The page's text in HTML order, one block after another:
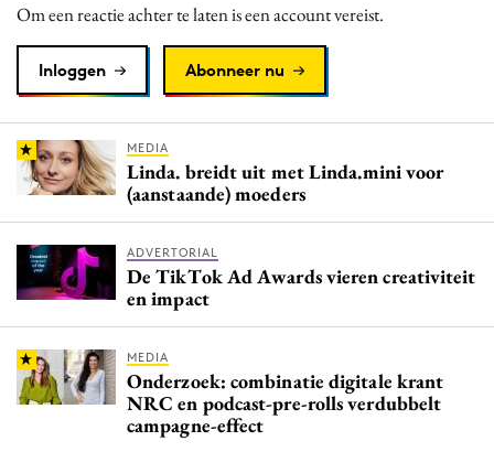
Om een reactie achter te laten is een account vereist.
Inloggen Abonneer nu
MEDIA
Linda. breidt uit met Linda.mini voor
(aanstaande) moeders
ADVERTORIAL
De TikTok Ad Awards vieren creativiteit
en impact
MEDIA
Onderzoek: combinatie digitale krant
NRC en podcast-pre-rolls verdubbelt
campagne-effect